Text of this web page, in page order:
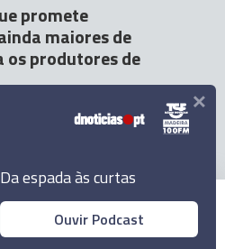
promete
maiores de
os produtores de
12 Mar 12:26
Empresa Diário de Notícias, Lda.
Da espada às curtas
Ouvir Podcast
×